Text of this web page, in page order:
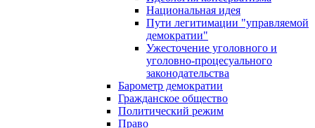
Национальная идея
Пути легитимации "управляемой
демократии"
Ужесточение уголовного и
уголовно-процесуального
законодательства
Барометр демократии
Гражданское общество
Политический режим
Право